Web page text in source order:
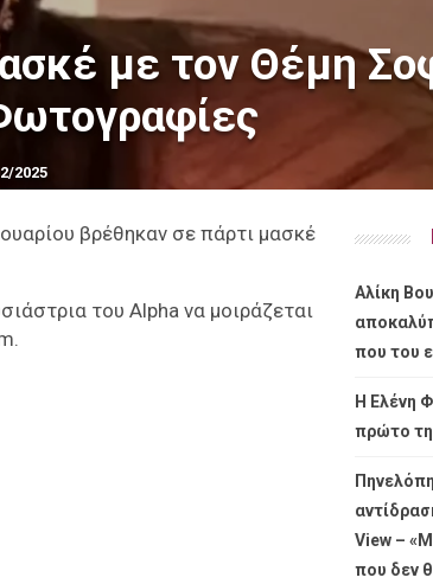
με τον Θέμη
2025
βρέθηκαν σε πάρτι μασκέ
του Alpha να μοιράζεται
Αλίκη
που του
Η Ελένη
πρώτο
View –
που δεν